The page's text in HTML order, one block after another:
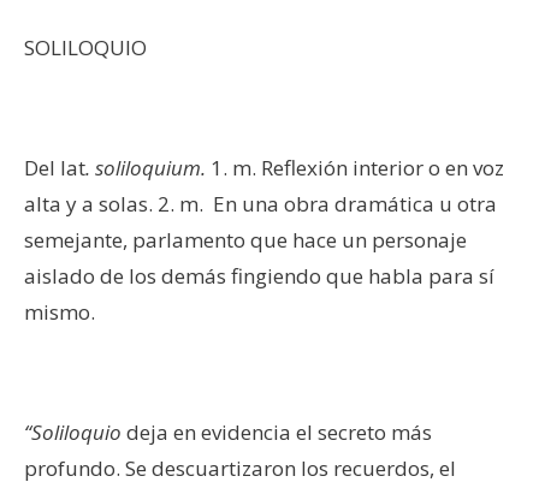
SOLILOQUIO
Del lat. soliloquium. 1. m. Reflexión interior o en voz
alta y a solas. 2. m. En una obra dramática u otra
semejante, parlamento que hace un personaje
aislado de los demás fingiendo que habla para sí
mismo.
“Soliloquio deja en evidencia el secreto más
profundo. Se descuartizaron los recuerdos, el